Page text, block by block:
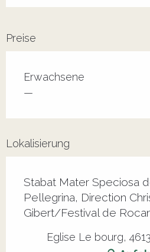
Preise
Erwachsene
—
Lokalisierung
Stabat Mater Speciosa
Pellegrina, Direction
Gibert/Festival de
Eglise Le bourg,